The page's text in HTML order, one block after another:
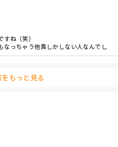
してもらえます
ギレました💢
事を言っても覚えず、しんどかっ
ダーやったら出来る...リーダーは全
けないのですが💢あなた全てに対し
せいにするよね〜💢💢
日の仕事の割り振り決める人がリー
ーダーさすなら私が出勤の時にリ
ね（笑）
なっちゃう他責しかしない人なんでし
をもっと見る